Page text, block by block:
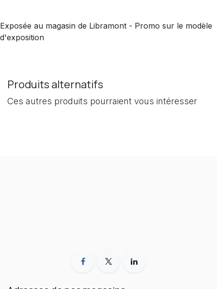
Exposée au magasin de Libramont - Promo sur le modèle
d'exposition
Produits alternatifs
Ces autres produits pourraient vous intéresser